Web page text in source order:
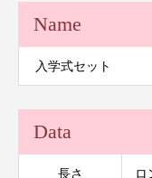
Name
入学式セット
Data
長さ